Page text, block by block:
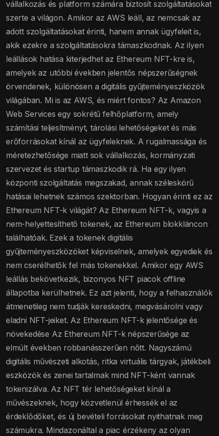
vállalkozás és platform számára biztosít szolgáltatásokat
szerte a világon. Amikor az AWS leáll, az nemcsak az
adott szolgáltatásokat érinti, hanem annak ügyfeleit is,
akik ezekre a szolgáltatásokra támaszkodnak. Az ilyen
leállások hatása kiterjedhet az Ethereum NFT-kre is,
amelyek az utóbbi években jelentős népszerűségnek
örvendenek, különösen a digitális gyűjteményeszközök
világában. Mi is az AWS, és miért fontos? Az Amazon
Web Services egy sokrétű felhőplatform, amely
számítási teljesítményt, tárolási lehetőségeket és más
erőforrásokat kínál az ügyfeleknek. A rugalmassága és
méretezhetősége miatt sok vállalkozás, kormányzati
szervezet és startup támaszkodik rá. Ha egy ilyen
központi szolgáltatás megszakad, annak széleskörű
hatásai lehetnek számos szektorban. Hogyan érinti ez az
Ethereum NFT-k világát? Az Ethereum NFT-k, vagyis a
nem-helyettesíthető tokenek, az Ethereum blokkláncon
találhatóak. Ezek a tokenek digitális
gyűjteményeszközöket képviselnek, amelyek egyediek és
nem cserélhetők fel más tokenekkel. Amikor egy AWS
leállás bekövetkezik, bizonyos NFT piacok offline
állapotba kerülhetnek. Ez azt jelenti, hogy a felhasználók
átmenetileg nem tudják kereskedni, megvásárolni vagy
eladni NFT-jeiket. Az Ethereum NFT-k jelentősége és
növekedése Az Ethereum NFT-k népszerűsége az
elmúlt években robbanásszerűen nőtt. Nagyszámú
digitális művészeti alkotás, ritka virtuális tárgyak, játékbeli
eszközök és zenei tartalmak mind NFT-ként vannak
tokenizálva. Az NFT tér lehetőségeket kínál a
művészeknek, hogy közvetlenül érhessék el az
érdeklődőket, és új bevételi forrásokat nyithatnak meg
számukra. Mindazonáltal a piac érzékeny az olyan